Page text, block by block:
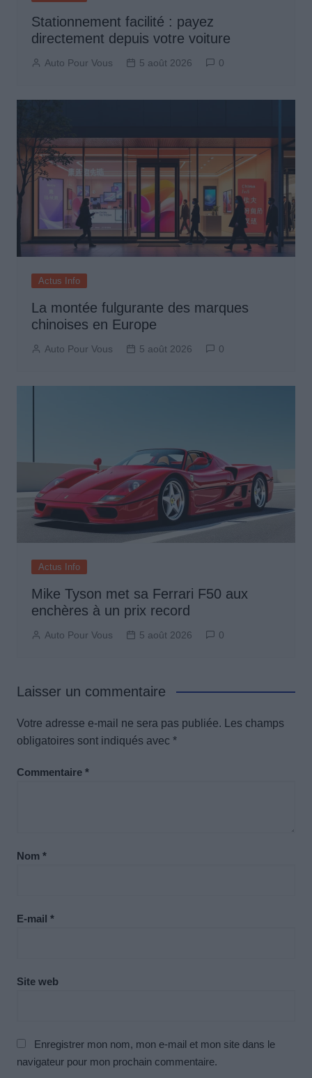
Stationnement facilité : payez
directement depuis votre voiture
Auto Pour Vous 5 août 2026 0
Actus Info
La montée fulgurante des marques
chinoises en Europe
Auto Pour Vous 5 août 2026 0
Actus Info
Mike Tyson met sa Ferrari F50 aux
enchères à un prix record
Auto Pour Vous 5 août 2026 0
Laisser un commentaire
Votre adresse e-mail ne sera pas publiée.
Les champs
obligatoires sont indiqués avec *
Commentaire *
Nom *
E-mail *
Site web
Enregistrer mon nom, mon e-mail et mon site dans le
navigateur pour mon prochain commentaire.